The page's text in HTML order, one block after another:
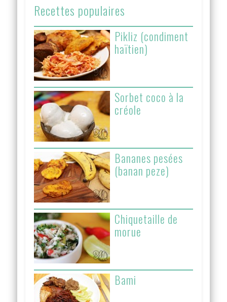
Recettes populaires
Pikliz (condiment
haïtien)
Sorbet coco à la
créole
Bananes pesées
(banan peze)
Chiquetaille de
morue
Bami